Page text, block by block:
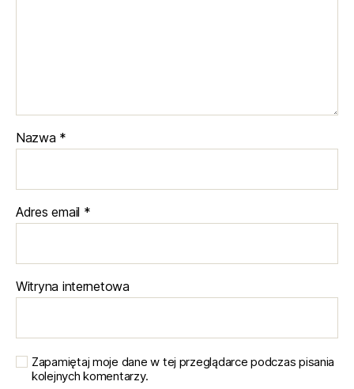
Nazwa *
Adres email *
Witryna internetowa
Zapamiętaj moje dane w tej przeglądarce podczas pisania
kolejnych komentarzy.